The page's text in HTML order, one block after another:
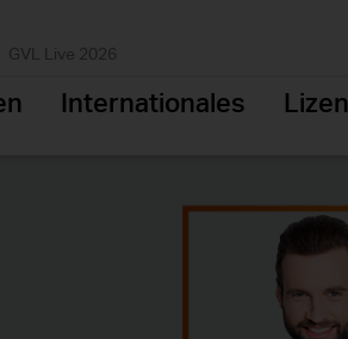
GVL Live 2026
Internationales